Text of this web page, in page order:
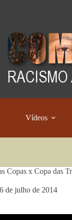
Vídeos
Copas x Copa das
de julho de 2014